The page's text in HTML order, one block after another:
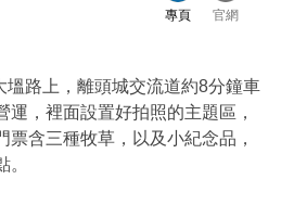
專頁 官網
塭路上，離頭城交流道約8分鐘車
運，裡面設置好拍照的主題區，
票含三種牧草，以及小紀念品，